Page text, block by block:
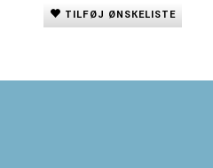
TILFØJ ØNSKELISTE